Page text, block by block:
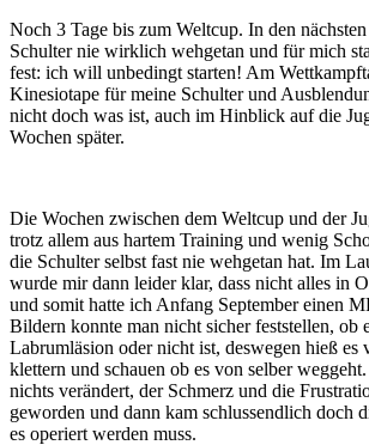
Noch 3 Tage bis zum Weltcup. In den
Schulter nie wirklich wehgetan und für mich
fest: ich will unbedingt starten! Am
Kinesiotape für meine Schulter und
nicht doch was ist, auch im Hinblick auf die
Wochen später.
Die Wochen zwischen dem Weltcup und der
trotz allem aus hartem Training und wenig
die Schulter selbst fast nie wehgetan hat. Im
wurde mir dann leider klar, dass nicht alles in
und somit hatte ich Anfang September einen
Bildern konnte man nicht sicher feststellen, ob
Labrumläsion oder nicht ist, deswegen hieß es
klettern und schauen ob es von selber
nichts verändert, der Schmerz und die
geworden und dann kam schlussendlich doch
es operiert werden muss.